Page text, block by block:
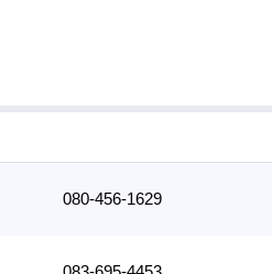
080-456-1629